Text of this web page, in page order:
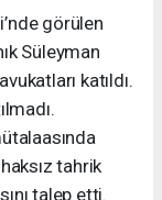
görülen
Süleyman
katıldı.
tahrik
talep etti.